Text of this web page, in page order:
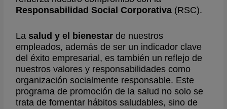
Responsabilidad Social Corporativa (RSC).
La salud y el bienestarde nuestros
empleados, además de ser un indicador clave
del éxito empresarial, es también un reflejo de
nuestros valores y responsabilidades como
organización socialmente responsable. Este
programa de promoción de la salud no solo se
trata de fomentar hábitos saludables, sino de